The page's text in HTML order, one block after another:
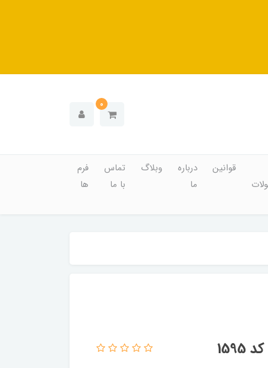
0
قوانین
درباره
ما
وبلاگ
تماس
با ما
فرم
ها